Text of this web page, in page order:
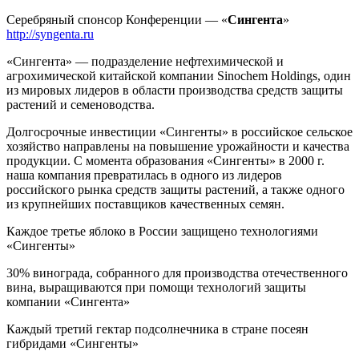
Серебряный спонсор Конференции — «Сингента»
http://syngenta.ru
«Сингента» — подразделение нефтехимической и
агрохимической китайской компании Sinochem Holdings, один
из мировых лидеров в области производства средств защиты
растений и семеноводства.
Долгосрочные инвестиции «Сингенты» в российское сельское
хозяйство направлены на повышение урожайности и качества
продукции. С момента образования «Сингенты» в 2000 г.
наша компания превратилась в одного из лидеров
российского рынка средств защиты растений, а также одного
из крупнейших поставщиков качественных семян.
Каждое третье яблоко в России защищено технологиями
«Сингенты»
30% винограда, собранного для производства отечественного
вина, выращиваются при помощи технологий защиты
компании «Сингента»
Каждый третий гектар подсолнечника в стране посеян
гибридами «Сингенты»